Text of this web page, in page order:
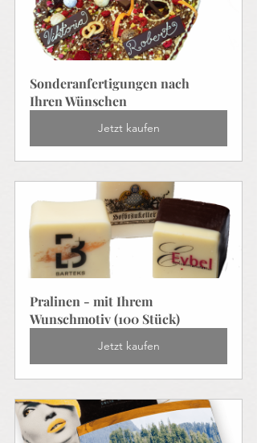
Sonderanfertigungen nach
Ihren Wünschen
Jetzt kaufen
Pralinen - mit Ihrem
Wunschmotiv (100 Stück)
Jetzt kaufen